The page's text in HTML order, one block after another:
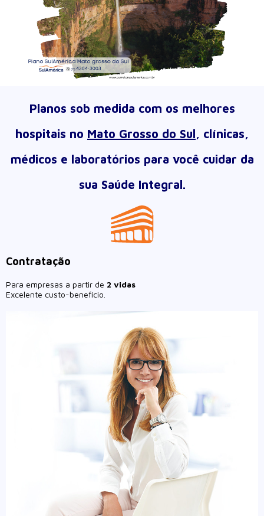
Planos sob medida com os melhores
hospitais no Mato Grosso do Sul, clínicas,
médicos e laboratórios para você cuidar da
sua Saúde Integral.
Contratação
Para empresas a partir de 2 vidas
Excelente custo-benefício.